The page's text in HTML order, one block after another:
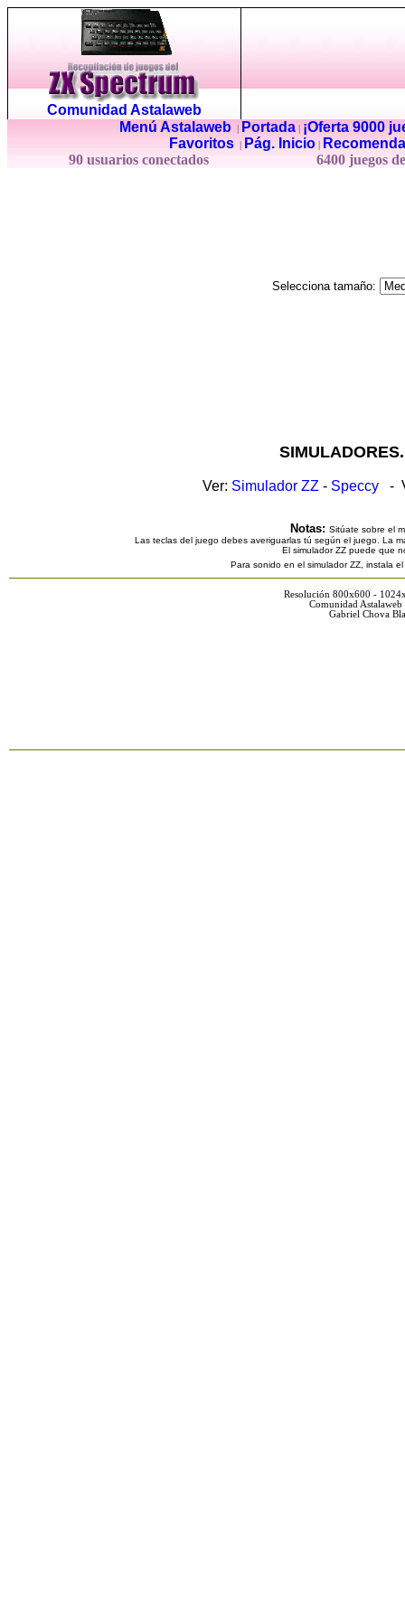
Comunidad Astalaweb
Menú Astalaweb| Portada|
¡Oferta 9000
Favoritos
Pág. Inicio
90 usuarios conectados
6400 juegos
Selecciona tamaño:
Ver: Simulador ZZ - Speccy -
Notas: Sitúate sobre el
Las teclas del juego debes averiguarlas tú según el juego. La
El simulador ZZ puede que
Para sonido en el simulador ZZ, instala
Resolución 800x600 -
Comunidad
Gabriel Chova